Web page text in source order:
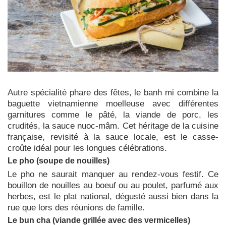
Autre spécialité phare des fêtes, le banh mi combine la
baguette vietnamienne moelleuse avec différentes
garnitures comme le pâté, la viande de porc, les
crudités, la sauce nuoc-mâm. Cet héritage de la cuisine
française, revisité à la sauce locale, est le casse-
croûte idéal pour les longues célébrations.
Le pho (soupe de nouilles)
Le pho ne saurait manquer au rendez-vous festif. Ce
bouillon de nouilles au boeuf ou au poulet, parfumé aux
herbes, est le plat national, dégusté aussi bien dans la
rue que lors des réunions de famille.
Le bun cha (viande grillée avec des vermicelles)